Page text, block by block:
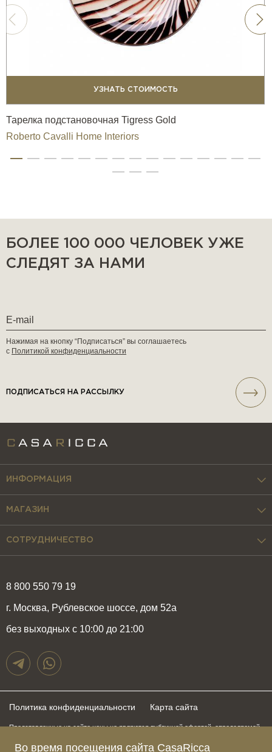
УЗНАТЬ СТОИМОСТЬ
Тарелка подстановочная Tigress Gold
Roberto Cavalli Home Interiors
Во время посещения сайта CasaRicca
БОЛЕЕ 100 000 ЧЕЛОВЕК УЖЕ
СЛЕДЯТ ЗА НАМИ
Нажимая на кнопку “Подписаться” вы соглашаетесь
с Политикой конфиденциальности
ПОДПИСАТЬСЯ НА РАССЫЛКУ
8 800 550 79 19
г. Москва, Рублевское шоссе, дом 52а
без выходных с 10:00 до 21:00
ИНФОРМАЦИЯ
МАГАЗИН
СОТРУДНИЧЕСТВО
Политика конфиденциальности Карта сайта
Представленные на сайте цены не являются публичной офертой, определяемой
быть изменены в любое время без предупреждения. Для получения актуальной и